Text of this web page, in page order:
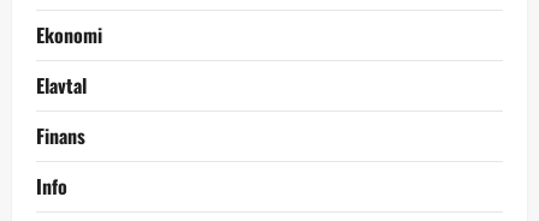
Ekonomi
Elavtal
Finans
Info